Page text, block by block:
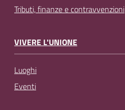
Tributi, finanze e contravvenzioni
VIVERE L'UNIONE
Luoghi
Eventi